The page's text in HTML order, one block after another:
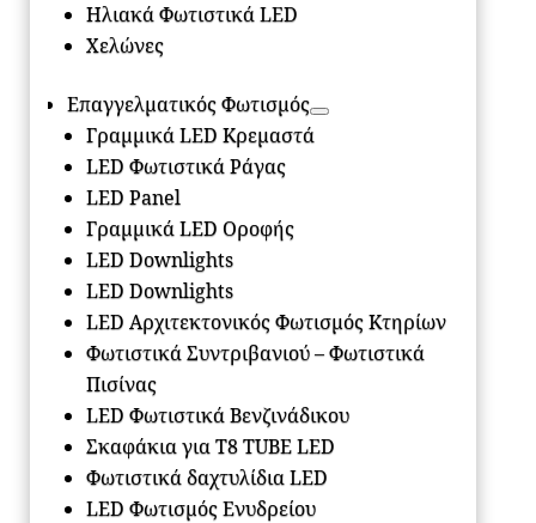
Ηλιακά Φωτιστικά LED
Χελώνες
Επαγγελματικός Φωτισμός
Γραμμικά LED Κρεμαστά
LED Φωτιστικά Ράγας
LED Panel
Γραμμικά LED Οροφής
LED Downlights
LED Downlights
LED Αρχιτεκτονικός Φωτισμός Κτηρίων
Φωτιστικά Συντριβανιού – Φωτιστικά
Πισίνας
LED Φωτιστικά Βενζινάδικου
Σκαφάκια για Τ8 ΤUBE LED
Φωτιστικά δαχτυλίδια LED
LED Φωτισμός Ενυδρείου